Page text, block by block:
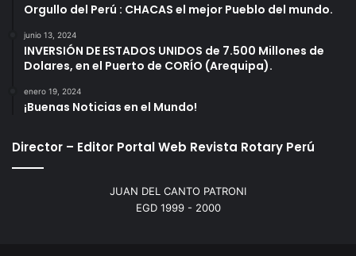
Orgullo del Perú : CHACAS el mejor Pueblo del mundo.
junio 13, 2024
INVERSIÓN DE ESTADOS UNIDOS de 7.500 Millones de
Dolares, en el Puerto de CORÍO (Arequipa).
enero 19, 2024
¡Buenas Noticias en el Mundo!
Director – Editor Portal Web Revista Rotary Perú
JUAN DEL CANTO PATRONI
EGD 1999 - 2000